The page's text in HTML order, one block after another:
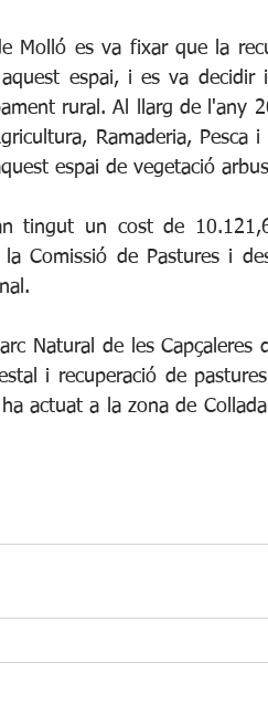
Molló es va fixar que la
espai, i es va
rural. Al llarg de l'any
Ramaderia, Pesca
espai de vegetació
tingut un cost de
Comissió de Pastures i
Natural de les
i recuperació de
actuat a la zona de